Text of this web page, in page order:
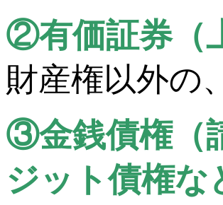
②有価証券（
財産権以外の
③金銭債権（
ジット債権な